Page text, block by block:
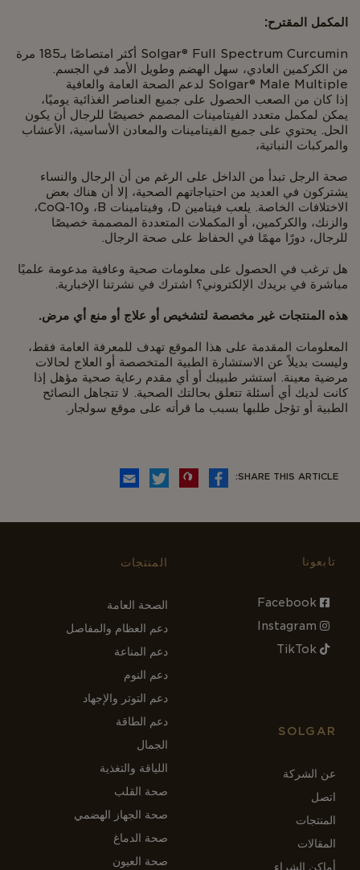
المكمل المقترح:
Solgar® Full Spectrum Curcumin أكثر امتصاصًا بـ185 مرة
من الكركمين العادي، سهل الهضم وطويل الأمد في الجسم.
Solgar® Male Multiple لدعم الصحة العامة والعافية
إذا كان من الصعب الحصول على جميع العناصر الغذائية يوميًا،
يمكن لمكمل متعدد الفيتامينات المصمم خصيصًا للرجال أن يكون
الحل. يحتوي على جميع الفيتامينات والمعادن الأساسية، الأعشاب
والمركبات النباتية،
صحة الرجل تبدأ من الداخل على الرغم من أن الرجال والنساء
يشتركون في العديد من احتياجاتهم الصحية، إلا أن هناك بعض
الاختلافات الخاصة. يلعب فيتامين D، وفيتامينات B، وCoQ-10،
والزنك، والكركمين، أو المكملات المتعددة المصممة خصيصًا
للرجال، دورًا مهمًا في الحفاظ على صحة الرجال.
هل ترغب في الحصول على معلومات صحية وعافية مدعومة علميًا
مباشرة في بريدك الإلكتروني؟ اشترك في نشرتنا الإخبارية.
هذه المنتجات غير مخصصة لتشخيص أو علاج أو منع أي مرض.
المعلومات المقدمة على هذا الموقع تهدف للمعرفة العامة فقط،
وليست بديلاً عن الاستشارة الطبية المتخصصة أو العلاج لحالات
مرضية معينة. استشر طبيبك أو أي مقدم رعاية صحية مؤهل إذا
كانت لديك أي أسئلة تتعلق بحالتك الصحية. لا تتجاهل النصائح
الطبية أو تؤجل طلبها بسبب ما قرأته على موقع سولجار.
SHARE THIS ARTICLE:
تابعونا المنتجات
الصحة العامة
دعم العظام والمفاصل
دعم المناعة
دعم النوم
دعم التوتر والإجهاد
دعم الطاقة
الجمال
اللياقة والتغذية
صحة القلب
صحة الجهاز الهضمي
صحة الدماغ
صحة العيون
SOLGAR
عن الشركة
اتصل
المنتجات
المقالات
أماكن الشراء